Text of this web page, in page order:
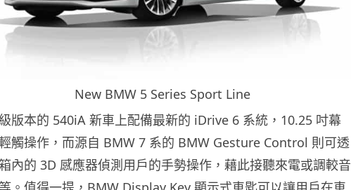
New BMW 5 Series Sport Line
版本的 540iA 新車上配備最新的 iDrive 6 系統，10.25 吋幕
觸操作，而源自 BMW 7 系的 BMW Gesture Control 則可透
內的 3D 感應器偵測用戶的手勢操作，藉此接聽來電或調較音